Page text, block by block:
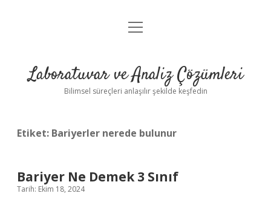
Anasayfa
Yasal Uyarı
menüyü
Laboratuvar ve Analiz Çözümleri
Bilimsel süreçleri anlaşılır şekilde keşfedin
Etiket: Bariyerler nerede bulunur
Bariyer Ne Demek 3 Sınıf
Tarih: Ekim 18, 2024